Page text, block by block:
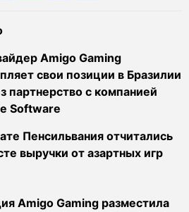
Amigo Gaming
свои позиции в Бразилии
партнерство с компанией
Software
Пенсильвания отчитались
выручки от азартных игр
Amigo Gaming разместила